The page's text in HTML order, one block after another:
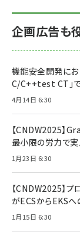
企画広告も
機能安全開発に
C/C++test CT」
4月14日 6:30
【CNDW2025】
最小限の労力で
1月23日 6:30
【CNDW2025】
がECSからEKS
1月15日 6:30